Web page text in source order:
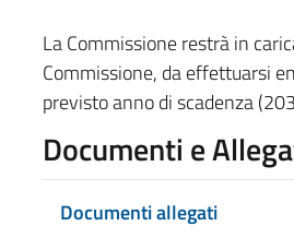
La Commissione restrà in
Commissione, da effettuarsi
previsto anno di scadenza
Documenti e
Documenti allegati